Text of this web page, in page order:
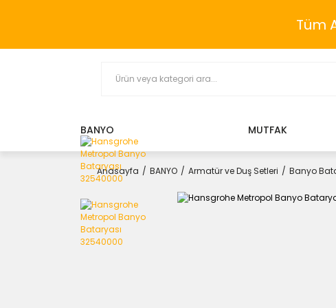
Tüm
BANYO MUTFAK
Anasayfa BANYO Armatür ve Duş Setleri Banyo